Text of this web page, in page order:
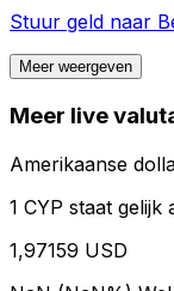
Stuur geld naar
Meer weergeven
Meer live
Amerikaanse
1 CYP staat gelijk
1,97159 USD